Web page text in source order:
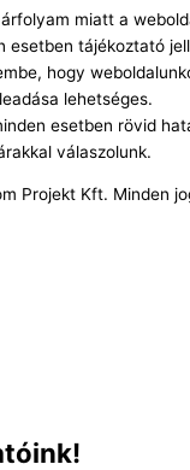
miatt a
esetben tájékoztató
hogy
leadása lehetséges.
esetben rövid
válaszolunk.
Projekt Kft. Minden